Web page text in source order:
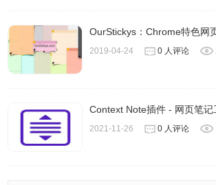
或其他设备。
注意事项：便携版因为没有写注册表， 不
装插件，需要把插件文件拖动到为知笔记
1、查看笔记内容可以直接查看编辑的内容
文或者直接在笔记里浏览附件正文。
OurStickys：Chrome特色网
2019-04-24 0 人评论
Context Note插件 - 网页笔记
2021-11-26 0 人评论